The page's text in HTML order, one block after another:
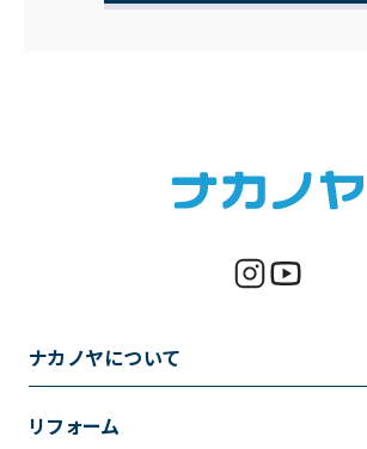
ナカノヤについて
事業内容
リフォーム